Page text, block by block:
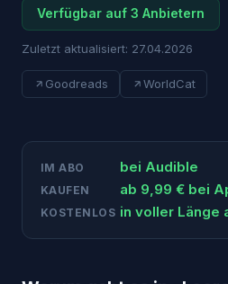
Verfügbar auf 3 Anbietern
Zuletzt aktualisiert: 27.04.2026
Goodreads WorldCat
IM ABO bei Audible
KAUFEN ab 9,99 € bei
KOSTENLOS in voller Länge